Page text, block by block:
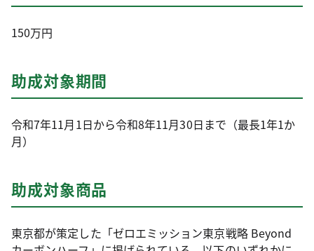
150万円
助成対象期間
令和7年11月1日から令和8年11月30日まで（最長1年1か
月）
助成対象商品
東京都が策定した「ゼロエミッション東京戦略 Beyond